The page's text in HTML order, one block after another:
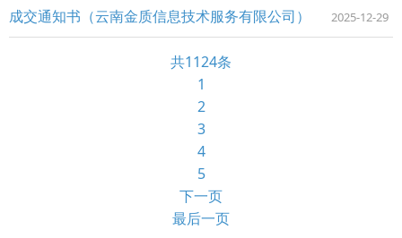
成交通知书（云南金质信息技术服务有限公司） 2025-12-29
共1124条
1
2
3
4
5
下一页
最后一页